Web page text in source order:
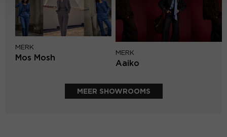
MERK
Mos Mosh
MERK
Aaiko
MEER SHOWROOMS